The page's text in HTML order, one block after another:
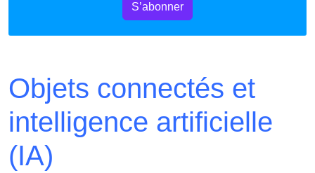
S’abonner
Objets connectés et
intelligence artificielle
(IA)